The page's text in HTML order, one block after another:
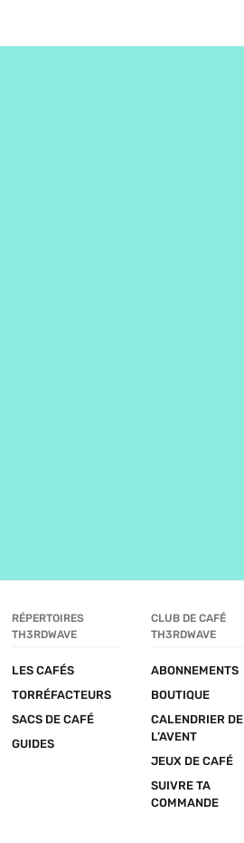
RÉPERTOIRES
TH3RDWAVE
LES CAFÉS
TORRÉFACTEURS
SACS DE CAFÉ
GUIDES
CLUB DE CAFÉ
TH3RDWAVE
ABONNEMENTS
BOUTIQUE
CALENDRIER DE
L’AVENT
JEUX DE CAFÉ
SUIVRE TA
COMMANDE